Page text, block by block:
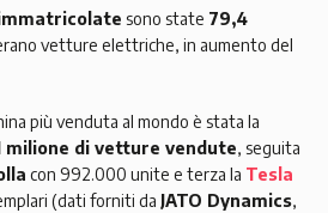
sono state 79,4
vetture elettriche, in aumento del
più venduta al mondo è stata la
milione di vetture vendute, seguita
con 992.000 unite e terza la Tesla
(dati forniti da JATO Dynamics,